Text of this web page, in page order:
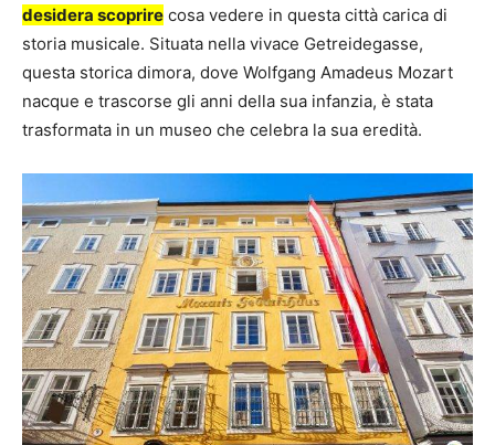
desidera scoprire cosa vedere in questa città carica di
storia musicale. Situata nella vivace Getreidegasse,
questa storica dimora, dove Wolfgang Amadeus Mozart
nacque e trascorse gli anni della sua infanzia, è stata
trasformata in un museo che celebra la sua eredità.